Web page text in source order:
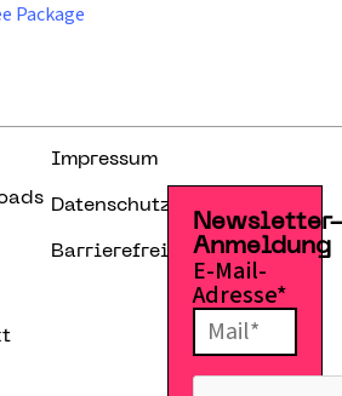
Package
Impressum
Datenschutzerklärung
Barrierefreiheitserklärung
Anmeldung
E-Mail-
Adresse*